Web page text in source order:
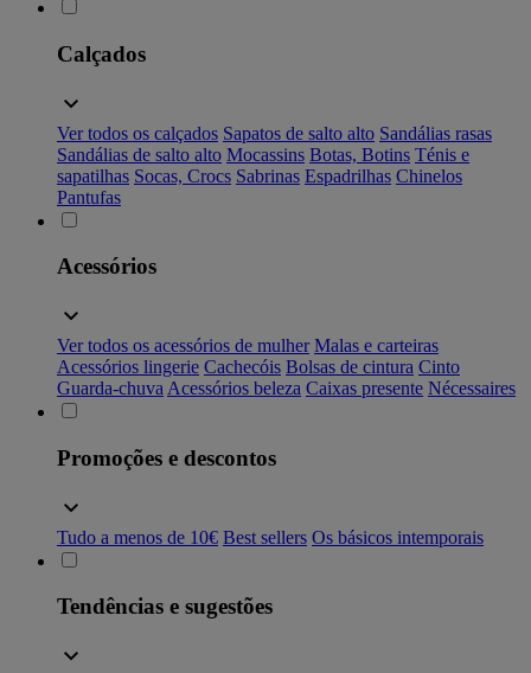
Calçados
Ver todos os calçados Sapatos de salto alto Sandálias rasas
Sandálias de salto alto Mocassins Botas, Botins Ténis e
sapatilhas Socas, Crocs Sabrinas Espadrilhas Chinelos
Pantufas
Acessórios
Ver todos os acessórios de mulher Malas e carteiras
Acessórios lingerie Cachecóis Bolsas de cintura Cinto
Guarda-chuva Acessórios beleza Caixas presente Nécessaires
Promoções e descontos
Tudo a menos de 10€ Best sellers Os básicos intemporais
Tendências e sugestões